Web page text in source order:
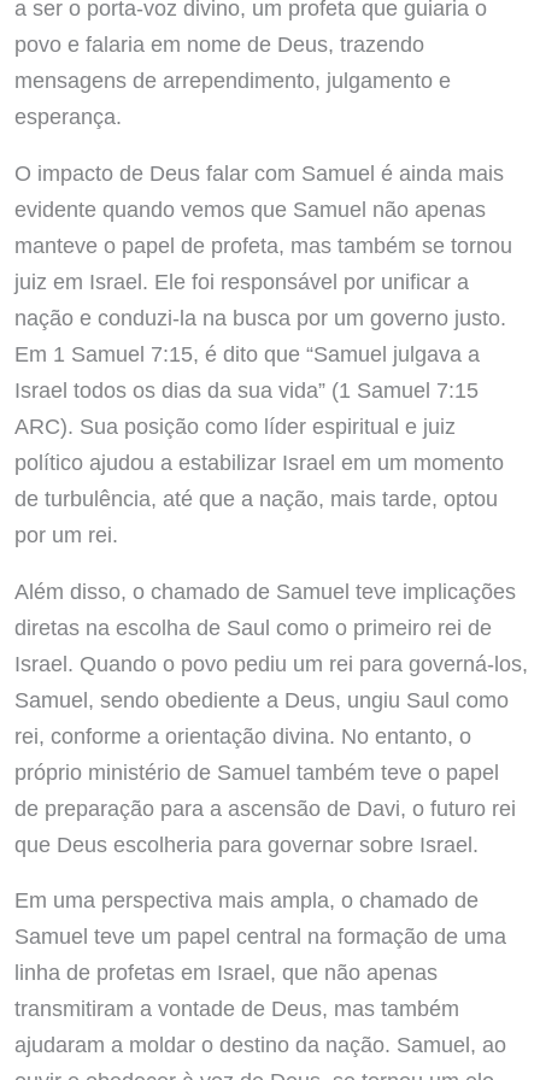
a ser o porta-voz divino, um profeta que guiaria o
povo e falaria em nome de Deus, trazendo
mensagens de arrependimento, julgamento e
esperança.
O impacto de Deus falar com Samuel é ainda mais
evidente quando vemos que Samuel não apenas
manteve o papel de profeta, mas também se tornou
juiz em Israel. Ele foi responsável por unificar a
nação e conduzi-la na busca por um governo justo.
Em 1 Samuel 7:15, é dito que “Samuel julgava a
Israel todos os dias da sua vida” (1 Samuel 7:15
ARC). Sua posição como líder espiritual e juiz
político ajudou a estabilizar Israel em um momento
de turbulência, até que a nação, mais tarde, optou
por um rei.
Além disso, o chamado de Samuel teve implicações
diretas na escolha de Saul como o primeiro rei de
Israel. Quando o povo pediu um rei para governá-los,
Samuel, sendo obediente a Deus, ungiu Saul como
rei, conforme a orientação divina. No entanto, o
próprio ministério de Samuel também teve o papel
de preparação para a ascensão de Davi, o futuro rei
que Deus escolheria para governar sobre Israel.
Em uma perspectiva mais ampla, o chamado de
Samuel teve um papel central na formação de uma
linha de profetas em Israel, que não apenas
transmitiram a vontade de Deus, mas também
ajudaram a moldar o destino da nação. Samuel, ao